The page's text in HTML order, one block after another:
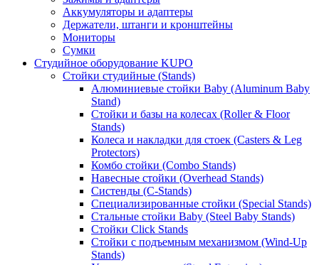
Аккумуляторы и адаптеры
Держатели, штанги и кронштейны
Мониторы
Сумки
Студийное оборудование KUPO
Стойки студийные (Stands)
Алюминиевые стойки Baby (Aluminum Baby
Stand)
Стойки и базы на колесах (Roller & Floor
Stands)
Колеса и накладки для стоек (Casters & Leg
Protectors)
Комбо стойки (Combo Stands)
Навесные стойки (Overhead Stands)
Систенды (C-Stands)
Специализированные стойки (Special Stands)
Стальные стойки Baby (Steel Baby Stands)
Стойки Click Stands
Стойки с подъемным механизмом (Wind-Up
Stands)